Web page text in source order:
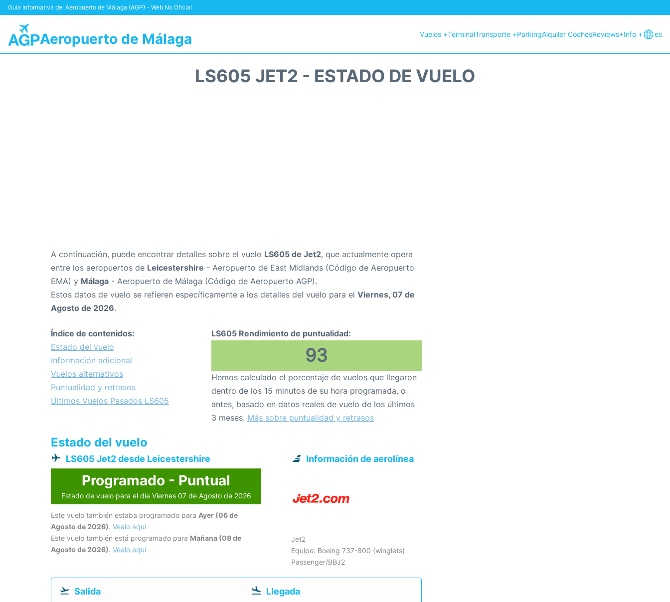
Guía Informativa del Aeropuerto de Málaga (AGP) - Web No Oficial
Aeropuerto de Málaga Vuelos +TerminalTransporte +ParkingAlquiler CochesReviews+Info + es
LS605 JET2 - ESTADO DE VUELO
A continuación, puede encontrar detalles sobre el vuelo LS605 de Jet2, que actualmente opera
entre los aeropuertos de Leicestershire - Aeropuerto de East Midlands (Código de Aeropuerto
EMA) y Málaga - Aeropuerto de Málaga (Código de Aeropuerto AGP).
Estos datos de vuelo se refieren específicamente a los detalles del vuelo para el Viernes, 07 de
Agosto de 2026.
Índice de contenidos:
Estado del vuelo
Información adicional
Vuelos alternativos
Puntualidad y retrasos
Últimos Vuelos Pasados LS605
LS605 Rendimiento de puntualidad:
93
Hemos calculado el porcentaje de vuelos que llegaron
dentro de los 15 minutos de su hora programada, o
antes, basado en datos reales de vuelo de los últimos
3 meses. Más sobre puntualidad y retrasos
Estado del vuelo
LS605 Jet2 desde Leicestershire
Programado - Puntual
Estado de vuelo para el día Viernes 07 de Agosto de 2026
Este vuelo también estaba programado para Ayer (06 de
Agosto de 2026). Véalo aquí
Este vuelo también está programado para Mañana (08 de
Agosto de 2026). Véalo aquí
Información de aerolínea
Jet2
Equipo: Boeing 737-800 (winglets)
Passenger/BBJ2
Salida Llegada